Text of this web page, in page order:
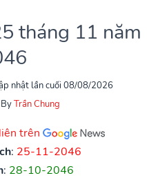
tháng 11 năm
nhật lần cuối 08/08/2026
Trần Chung
trên
: 25-11-2046
: 28-10-2046